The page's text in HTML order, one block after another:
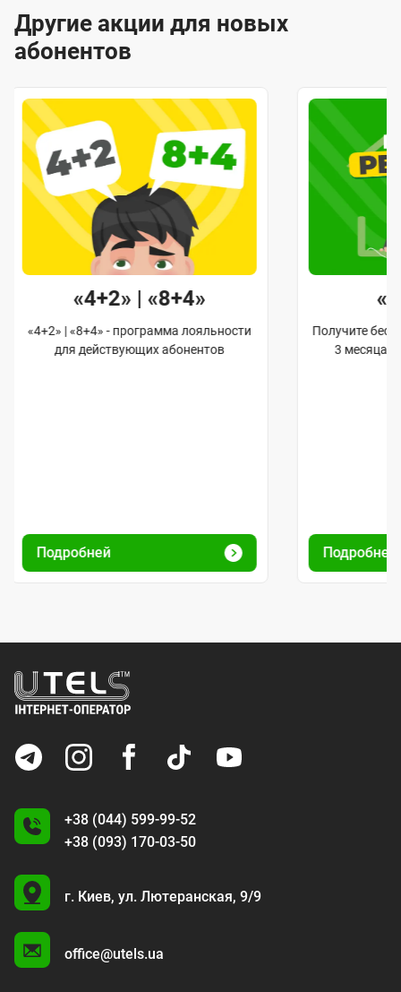
Другие акции для новых
абонентов
«4+2» | «8+4»
«4+2» | «8+4» - программа лояльности
для действующих абонентов
Подробней
Получите
3 месяца
Подробней
+38 (044) 599-99-52
+38 (093) 170-03-50
U
г. Киев, ул. Лютеранская, 9/9
office@utels.ua